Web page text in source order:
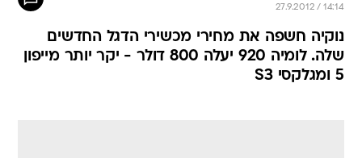
27.9.2012 / 14:14
נוקיה חשפה את מחירי מכשירי הדגל החדשים
שלה. לומיה 920 יעלה 800 דולר - יקר יותר מייפון
5 ומגלקסי S3